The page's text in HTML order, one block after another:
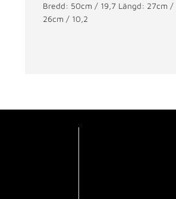
Bredd: 50cm / 19,7 Längd: 27cm /
26cm / 10,2